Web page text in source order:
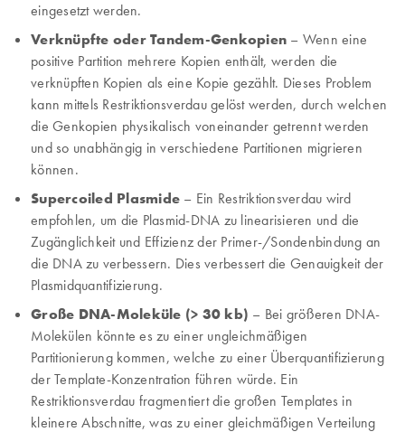
eingesetzt werden.
Verknüpfte oder Tandem-Genkopien – Wenn eine
positive Partition mehrere Kopien enthält, werden die
verknüpften Kopien als eine Kopie gezählt. Dieses Problem
kann mittels Restriktionsverdau gelöst werden, durch welchen
die Genkopien physikalisch voneinander getrennt werden
und so unabhängig in verschiedene Partitionen migrieren
können.
Supercoiled Plasmide – Ein Restriktionsverdau wird
empfohlen, um die Plasmid-DNA zu linearisieren und die
Zugänglichkeit und Effizienz der Primer-/Sondenbindung an
die DNA zu verbessern. Dies verbessert die Genauigkeit der
Plasmidquantifizierung.
Große DNA-Moleküle (> 30 kb) – Bei größeren DNA-
Molekülen könnte es zu einer ungleichmäßigen
Partitionierung kommen, welche zu einer Überquantifizierung
der Template-Konzentration führen würde. Ein
Restriktionsverdau fragmentiert die großen Templates in
kleinere Abschnitte, was zu einer gleichmäßigen Verteilung